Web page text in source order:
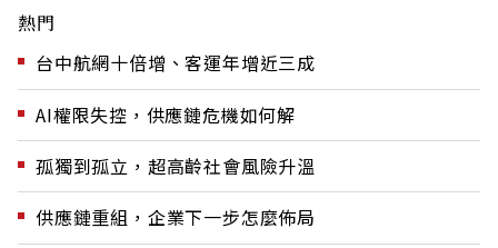
熱門
台中航網十倍增、客運年增近三成
AI權限失控，供應鏈危機如何解
孤獨到孤立，超高齡社會風險升溫
供應鏈重組，企業下一步怎麼佈局